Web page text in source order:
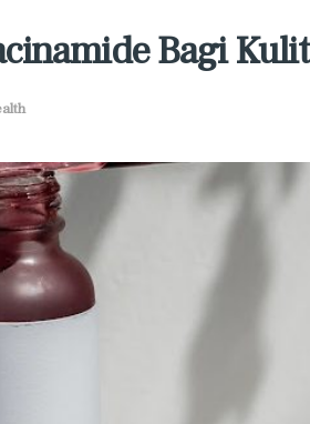
Bagi Kulit